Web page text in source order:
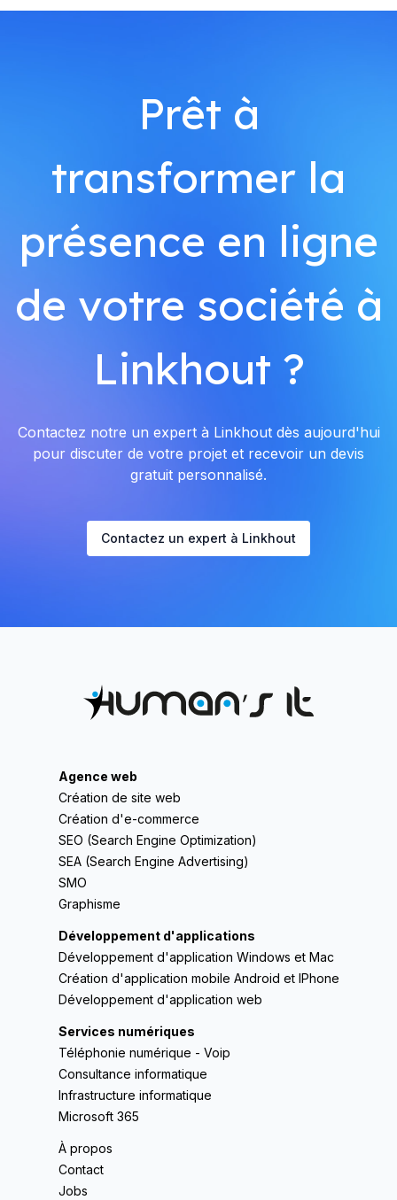
Prêt à
transformer la
présence en ligne
de votre société à
Linkhout ?
Contactez notre un expert à Linkhout dès aujourd'hui
pour discuter de votre projet et recevoir un devis
gratuit personnalisé.
Contactez un expert à Linkhout
Agence web
Création de site web
Création d'e-commerce
SEO (Search Engine Optimization)
SEA (Search Engine Advertising)
SMO
Graphisme
Développement d'applications
Développement d'application Windows et Mac
Création d'application mobile Android et IPhone
Développement d'application web
Services numériques
Téléphonie numérique - Voip
Consultance informatique
Infrastructure informatique
Microsoft 365
À propos
Contact
Jobs